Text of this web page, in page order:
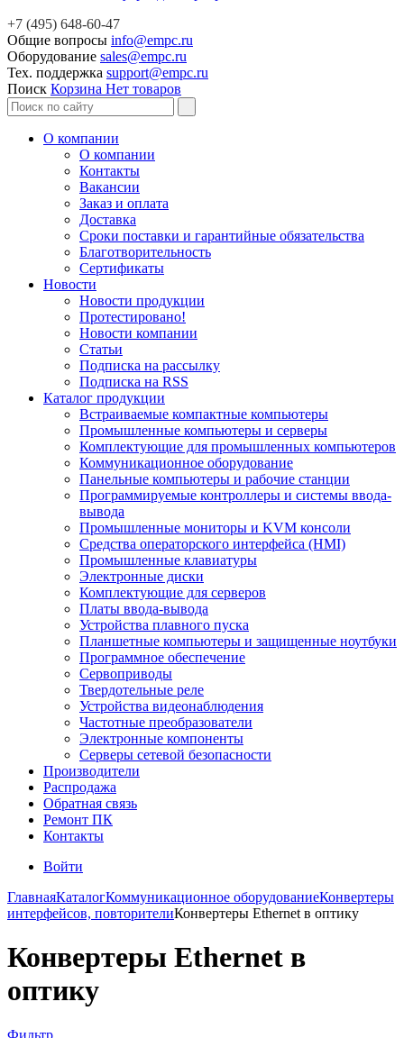
+7 (495) 648-60-47
Общие вопросы info@empc.ru
Оборудование sales@empc.ru
Тех. поддержка support@empc.ru
Поиск Корзина Нет товаров
О компании
О компании
Контакты
Вакансии
Заказ и оплата
Доставка
Сроки поставки и гарантийные обязательства
Благотворительность
Сертификаты
Новости
Новости продукции
Протестировано!
Новости компании
Статьи
Подписка на рассылку
Подписка на RSS
Каталог продукции
Встраиваемые компактные компьютеры
Промышленные компьютеры и серверы
Комплектующие для промышленных компьютеров
Коммуникационное оборудование
Панельные компьютеры и рабочие станции
Программируемые контроллеры и системы ввода-
вывода
Промышленные мониторы и KVM консоли
Средства операторского интерфейса (HMI)
Промышленные клавиатуры
Электронные диски
Комплектующие для серверов
Платы ввода-вывода
Устройства плавного пуска
Планшетные компьютеры и защищенные ноутбуки
Программное обеспечение
Сервоприводы
Твердотельные реле
Устройства видеонаблюдения
Частотные преобразователи
Электронные компоненты
Серверы сетевой безопасности
Производители
Распродажа
Обратная связь
Ремонт ПК
Контакты
Войти
ГлавнаяКаталогКоммуникационное оборудованиеКонвертеры
интерфейсов, повторителиКонвертеры Ethernet в оптику
Конвертеры Ethernet в
оптику
Фильтр